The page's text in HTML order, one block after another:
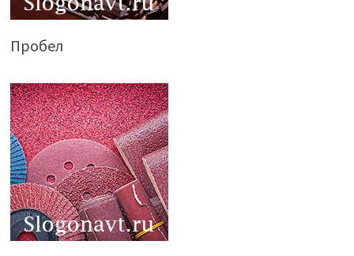
Пробел